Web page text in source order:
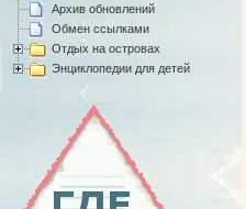
Архив обновлений
Обмен ссылками
Отдых на островах
Энциклопедии для детей